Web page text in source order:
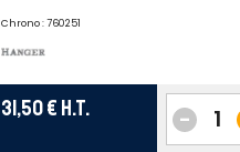
Chrono :760251
31,50 € H.T. -